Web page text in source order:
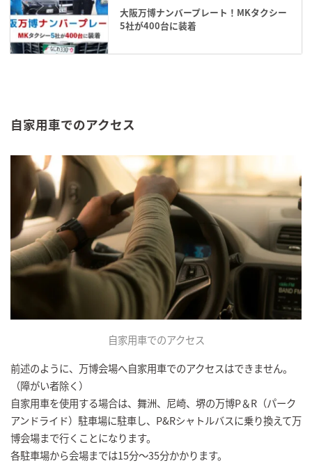
大阪万博ナンバープレート！MKタクシー
5社が400台に装着
自家用車でのアクセス
自家用車でのアクセス
前述のように、万博会場へ自家用車でのアクセスはできません。
（障がい者除く）
自家用車を使用する場合は、舞洲、尼崎、堺の万博P＆R（パーク
アンドライド）駐車場に駐車し、P&Rシャトルバスに乗り換えて万
博会場まで行くことになります。
各駐車場から会場までは15分～35分かかります。